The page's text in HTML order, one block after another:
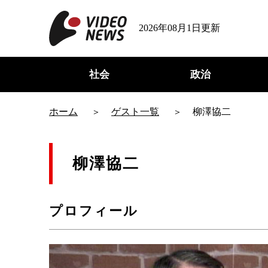
2026年08月1日更新
社会 政治
ホーム ゲスト一覧 柳澤協二
柳澤協二
プロフィール